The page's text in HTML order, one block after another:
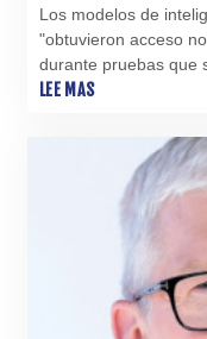
Los modelos de
"obtuvieron acceso
durante pruebas que
alejados de los
LEE MAS